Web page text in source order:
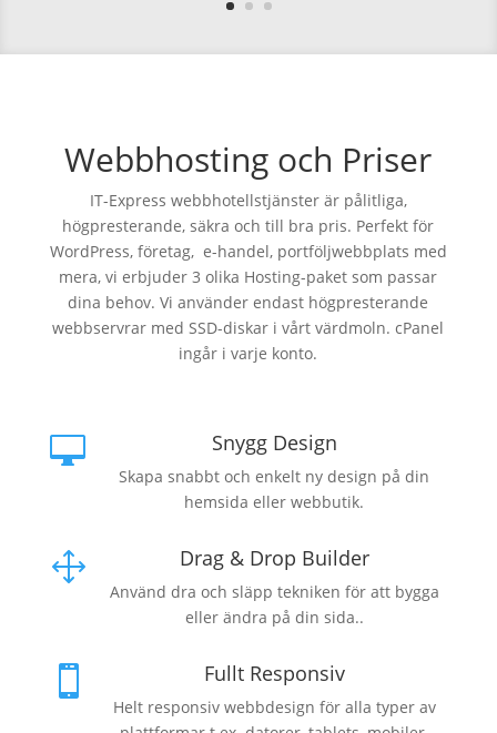
Webbhosting och Priser
IT-Express webbhotellstjänster är pålitliga,
högpresterande, säkra och till bra pris. Perfekt för
WordPress, företag, e-handel, portföljwebbplats med
mera, vi erbjuder 3 olika Hosting-paket som passar
dina behov. Vi använder endast högpresterande
webbservrar med SSD-diskar i vårt värdmoln. cPanel
ingår i varje konto.
 Snygg Design
Skapa snabbt och enkelt ny design på din
hemsida eller webbutik.
1 Drag & Drop Builder
Använd dra och släpp tekniken för att bygga
eller ändra på din sida..
 Fullt Responsiv
Helt responsiv webbdesign för alla typer av